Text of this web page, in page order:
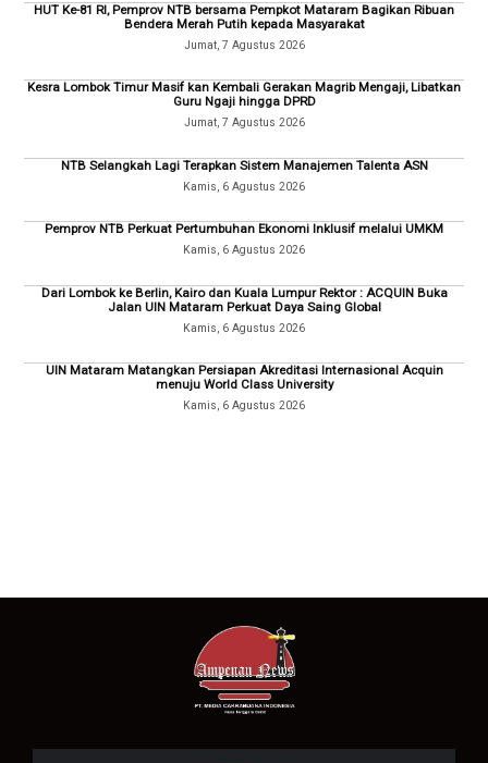
HUT Ke-81 RI, Pemprov NTB bersama Pempkot Mataram Bagikan Ribuan
Bendera Merah Putih kepada Masyarakat
Jumat, 7 Agustus 2026
Kesra Lombok Timur Masif kan Kembali Gerakan Magrib Mengaji, Libatkan
Guru Ngaji hingga DPRD
Jumat, 7 Agustus 2026
NTB Selangkah Lagi Terapkan Sistem Manajemen Talenta ASN
Kamis, 6 Agustus 2026
Pemprov NTB Perkuat Pertumbuhan Ekonomi Inklusif melalui UMKM
Kamis, 6 Agustus 2026
Dari Lombok ke Berlin, Kairo dan Kuala Lumpur Rektor : ACQUIN Buka
Jalan UIN Mataram Perkuat Daya Saing Global
Kamis, 6 Agustus 2026
UIN Mataram Matangkan Persiapan Akreditasi Internasional Acquin
menuju World Class University
Kamis, 6 Agustus 2026